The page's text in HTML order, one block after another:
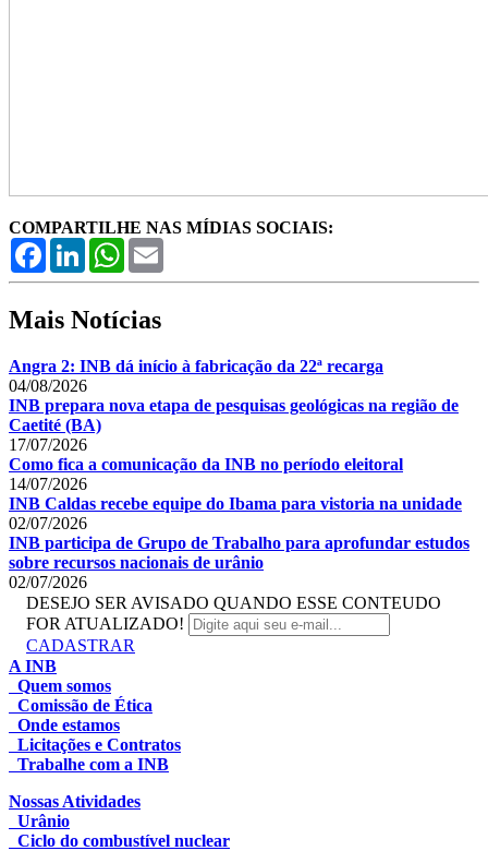
COMPARTILHE NAS MÍDIAS SOCIAIS:
FacebookLinkedInWhatsApp
Mais Notícias
Angra 2: INB dá início à fabricação da 22ª recarga
04/08/2026
INB prepara nova etapa de pesquisas geológicas na região de
Caetité (BA)
17/07/2026
Como fica a comunicação da INB no período eleitoral
14/07/2026
INB Caldas recebe equipe do Ibama para vistoria na unidade
02/07/2026
INB participa de Grupo de Trabalho para aprofundar estudos
sobre recursos nacionais de urânio
02/07/2026
DESEJO SER AVISADO QUANDO ESSE CONTEUDO
FOR ATUALIZADO!
CADASTRAR
A INB
Quem somos
Comissão de Ética
Onde estamos
Licitações e Contratos
Trabalhe com a INB
Nossas Atividades
Urânio
Ciclo do combustível nuclear